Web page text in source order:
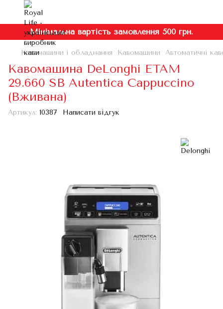
Мінімальна вартість замовлення 500 грн.
Кавомашини і обладнання Кавомашини Автоматичні
Кавомашина DeLonghi ETAM
29.660 SB Autentica Cappuccino
(Вживана)
Артикул: 10387 Написати відгук